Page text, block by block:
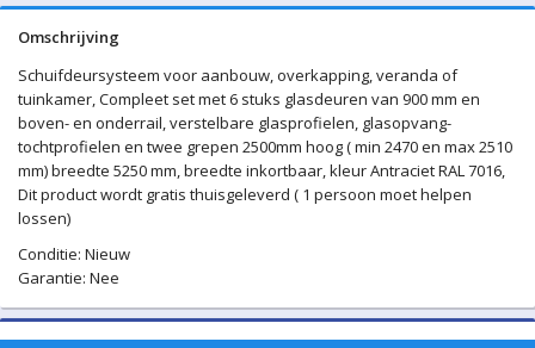
Omschrijving
Schuifdeursysteem voor aanbouw, overkapping, veranda of
tuinkamer, Compleet set met 6 stuks glasdeuren van 900 mm en
boven- en onderrail, verstelbare glasprofielen, glasopvang-
tochtprofielen en twee grepen 2500mm hoog ( min 2470 en max 2510
mm) breedte 5250 mm, breedte inkortbaar, kleur Antraciet RAL 7016,
Dit product wordt gratis thuisgeleverd ( 1 persoon moet helpen
lossen)
Conditie: Nieuw
Garantie: Nee